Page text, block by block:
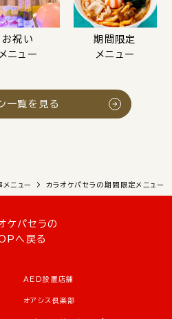
お祝い
メニュー
期間限定
メニュー
一覧を見る
ニュー カラオケパセラの期間限定メニュー
ケパセラの
へ戻る
AED設置店舗
オアシス倶楽部